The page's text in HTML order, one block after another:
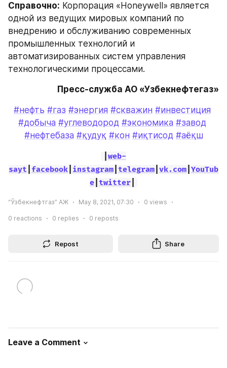
Справочно: Корпорация «Honeywell» является
одной из ведущих мировых компаний по
внедрению и обслуживанию современных
промышленных технологий и
автоматизированных систем управления
технологическими процессами.
Пресс-служба АО «Узбекнефтегаз»
#нефть #газ #энергия #скважин #инвестиция
#добыча #углеводород #экономика #завод
#нефтебаза #қудуқ #кон #иқтисод #аёқш
web-
sayt facebook instagram telegram vk.com YouTub
e| twitter|
“Ўзбекнефтгаз” АЖ May 8, 2021, 07:30 0 views
0 reactions 0 replies 0 reposts
Repost Share
Leave a Comment